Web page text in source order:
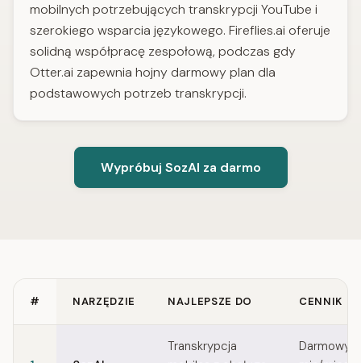
mobilnych potrzebujących transkrypcji YouTube i
szerokiego wsparcia językowego. Fireflies.ai oferuje
solidną współpracę zespołową, podczas gdy
Otter.ai zapewnia hojny darmowy plan dla
podstawowych potrzeb transkrypcji.
Wypróbuj SozAI za darmo
# NARZĘDZIE NAJLEPSZE DO CENNIK
Transkrypcja
Darmowy